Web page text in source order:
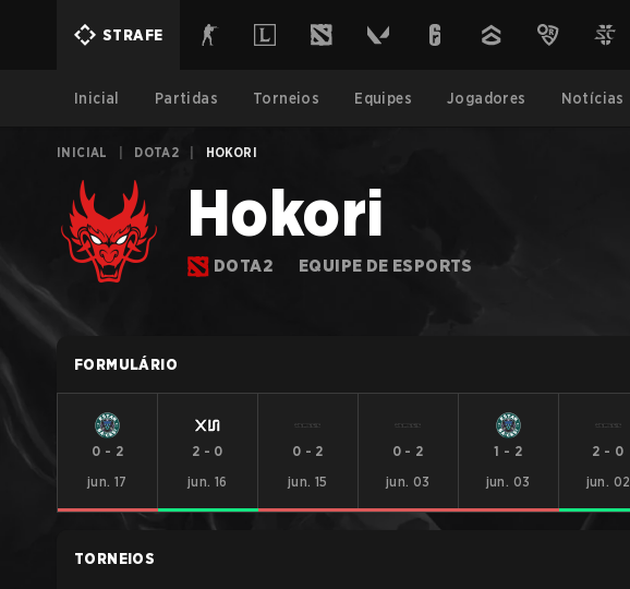
STRAFE
Inicial Partidas Torneios Equipes Jogadores Notícias
INICIAL DOTA2 HOKORI
Hokori
DOTA2 EQUIPE DE ESPORTS
FORMULÁRIO
0 - 2
jun. 17
2 - 0
jun. 16
0 - 2
jun. 15
0 - 2
jun. 03
1 - 2
jun. 03
2 - 0
jun. 02
TORNEIOS